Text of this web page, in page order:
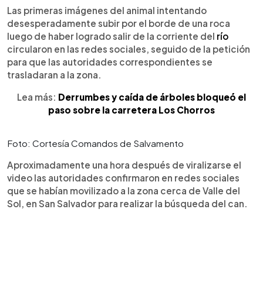
Las primeras imágenes del animal intentando
desesperadamente subir por el borde de una roca
luego de haber logrado salir de la corriente del río
circularon en las redes sociales, seguido de la petición
para que las autoridades correspondientes se
trasladaran a la zona.
Lea más: Derrumbes y caída de árboles bloqueó el
paso sobre la carretera Los Chorros
Foto: Cortesía Comandos de Salvamento
Aproximadamente una hora después de viralizarse el
video las autoridades confirmaron en redes sociales
que se habían movilizado a la zona cerca de Valle del
Sol, en San Salvador para realizar la búsqueda del can.